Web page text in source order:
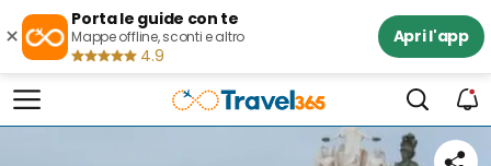
×
Porta le guide con te
Mappe offline, sconti e altro
4.9
Apri l'app